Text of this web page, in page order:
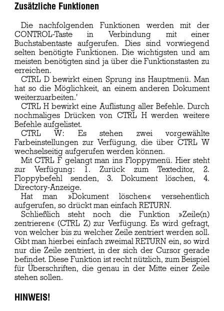
Zusätzliche Funktionen
Die nachfolgenden Funktionen werden mit der
CONTROL-Taste in Verbindung mit einer
Buchstabentaste aufgerufen. Dies sind vorwiegend
selten benötigte Funktionen. Die wichtigsten und am
meisten benötigten sind ja über die Funktionstasten zu
erreichen.
CTRL D bewirkt einen Sprung ins Hauptmenü. Man
hat so die Möglichkeit, an einem anderen Dokument
weiterzuarbeiten.'
CTRL H bewirkt eine Auflistung aller Befehle. Durch
nochmaliges Drücken von CTRL H werden weitere
Befehle aufgelistet.
CTRL W: Es stehen zwei vorgewählte
Farbeinstellungen zur Verfügung, die über CTRL W
wechselseitig aufgerufen werden können.
Mit CTRL F gelangt man ins Floppymenü. Hier steht
zur Verfügung: 1. Zurück zum Texteditor, 2.
Floppybefehl senden, 3. Dokument löschen, 4.
Directory-Anzeige.
Hat man »Dokument löschen« versehentlich
aufgerufen, so drückt man einfach RETURN.
Schließlich steht noch die Funktion »Zeile(n)
zentrieren« (CTRL Z) zur Verfügung. Es wird gefragt,
von welcher bis zu welcher Zeile zentriert werden soll.
Gibt man hierbei einfach zweimal RETURN ein, so wird
nur die Zeile zentriert, in der sich der Cursor gerade
befindet. Diese Funktion ist recht nützlich, zum Beispiel
für Überschriften, die genau in der Mitte einer Zeile
stehen sollen.
HINWEIS!